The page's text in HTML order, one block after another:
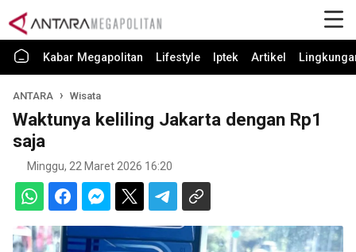
Kabar Megapolitan Lifestyle Iptek Artikel
ANTARA Wisata
Waktunya keliling Jakarta dengan Rp1
saja
Minggu, 22 Maret 2026 16:20